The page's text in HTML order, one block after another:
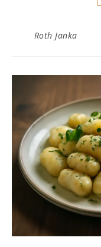
Roth Janka